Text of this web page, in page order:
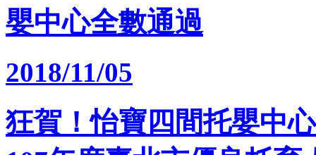
嬰中心全數通過
2018/11/05
狂賀！怡寶四間托嬰中